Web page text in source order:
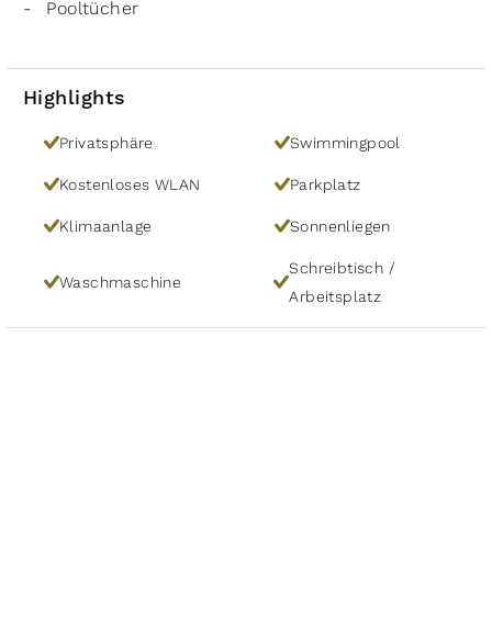
Pooltücher
Highlights
Privatsphäre Swimmingpool
Kostenloses WLAN Parkplatz
Klimaanlage Sonnenliegen
Waschmaschine
Schreibtisch /
Arbeitsplatz